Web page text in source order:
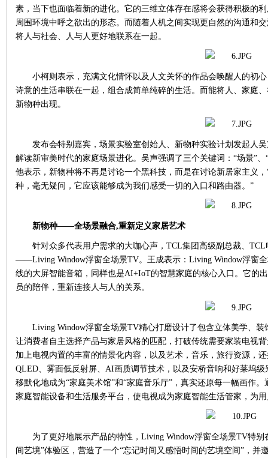
素，当下也面临着新的进化。它的三维立体存在感将会获得积极的
周围环境中呼之欲出的形态。而随着人机之间实现更自然的沟通和
将人与社会、人与人更好地联系在一起。
小柯则表示，充满文化情怀以及人文关怀的作品会唤醒人的初
诗意的生活串联在一起，组合成简单纯碎的生活。而能将人、家庭
新物种出现。
发布会特别嘉宾，场景实验室创始人、新物种实验计划发起人
解读新审美时代的家庭场景进化。吴声强调了三个关键词： “场景”
他表示，新物种将不再是讨论一个黑科技，而是在讨论新居家主义
种，毫无疑问，它应该能够成为我们感受一切的入口和路由器。”
新物种——全场景融合,重新定义家居艺术
针对众多代表用户需求的大咖心声， TCL集团高级副总裁、
——Living Window浮窗全场景TV。王成表示：Living Window浮窗
线的大屏智能音箱，同样也是AI+IoT的智慧家庭的核心入口。它的
员的陪伴，重新连接人与人的关系。
Living Window浮窗全场景TV精心打磨设计了包含立体美学、
让消费者自主选择产品与家居风格的匹配，打破传统需要家装电视
加上电视内置的丰富的情景化内容，以及艺术，音乐，旅行资源，
QLED、雾面低反射屏、AI画质调节技术，以及安桥音响和好莱坞
移默化地成为“家庭美术馆”和“家庭音乐厅”，真实还原每一幅画作
家庭智能设备和生活服务平台，使电视成为家庭智能生活管家，为
为了更好地展示产品的特性， Living Window浮窗全场景TV特别
间艺境”体验区，营造了一个“忘记时间又感悟时间的艺境空间”，并